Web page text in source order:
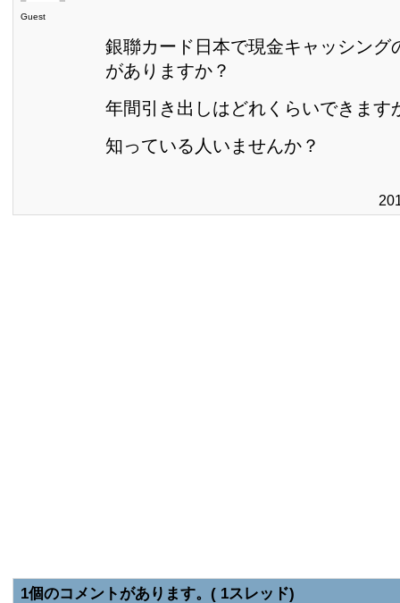
Guest
銀聯カード日本で現金キャッシング
がありますか？
年間引き出しはどれくらいできます
知っている人いませんか？
1個のコメントがあります。( 1スレッド)